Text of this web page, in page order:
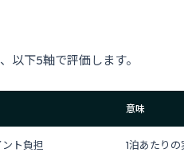
以下5軸で評価します。
意味
ト負担 1泊あたり